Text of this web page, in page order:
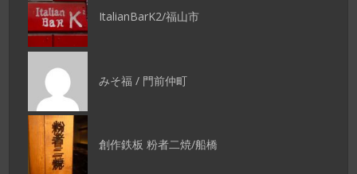
ItalianBarK2/福山市
みそ福 / 門前仲町
創作鉄板 粉者二焼/船橋